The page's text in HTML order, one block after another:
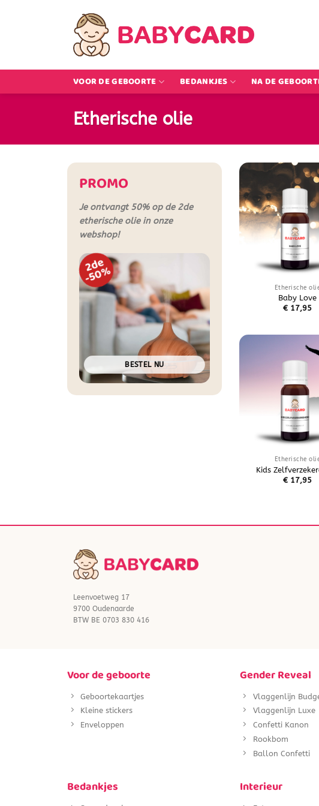
VOOR DE GEBOORTE BEDANKJES NA DE
Etherische olie
PROMO
Je ontvangt 50% op de 2de
etherische olie in onze
webshop!
BESTEL NU
2de
-50% Etherische
Baby Love
€ 17,95
Etherische
Kids
€ 17,95
Leenvoetweg 17
9700 Oudenaarde
BTW BE 0703 830 416
Voor de geboorte
Geboortekaartjes
Kleine stickers
Enveloppen
Gender Reveal
Vlaggenlijn
Vlaggenlijn Luxe
Confetti Kanon
Rookbom
Ballon Confetti
Bedankjes Interieur